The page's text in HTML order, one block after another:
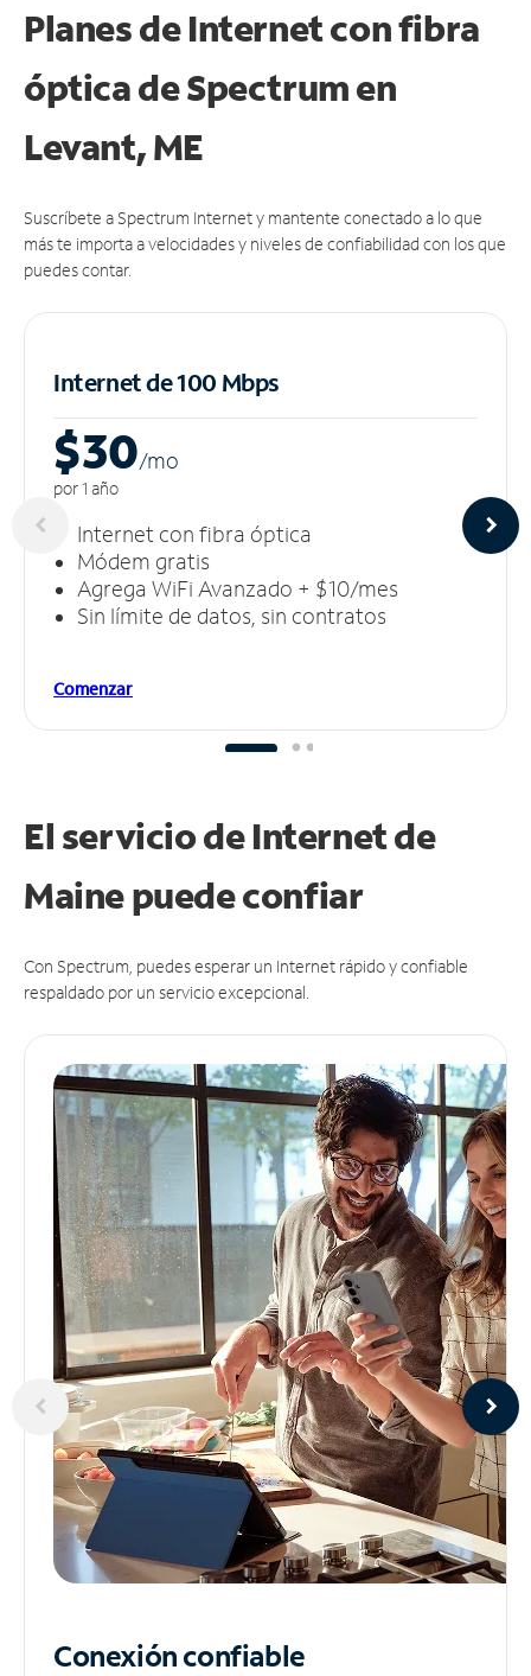
Planes de Internet con fibra
óptica de Spectrum en
Levant, ME
Suscríbete a Spectrum Internet y mantente conectado a lo que
más te importa a velocidades y niveles de confiabilidad con los que
puedes contar.
Internet de 100 Mbps
$30/mo
por 1 año
Internet con fibra óptica
Módem gratis
Agrega WiFi Avanzado + $10/mes
Sin límite de datos, sin contratos
Comenzar
El servicio de Internet de
Maine puedeconfiar
Con Spectrum, puedes esperar un Internet rápido y confiable
respaldado por un servicio excepcional.
Conexión confiable